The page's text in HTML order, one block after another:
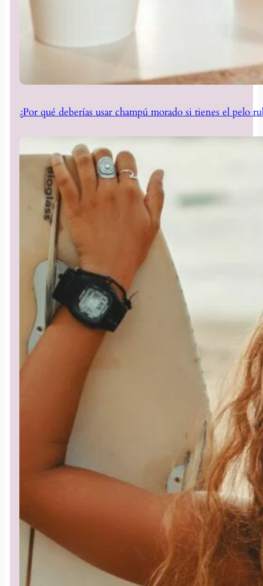
¿Por qué deberías usar champú morado si tienes el pelo